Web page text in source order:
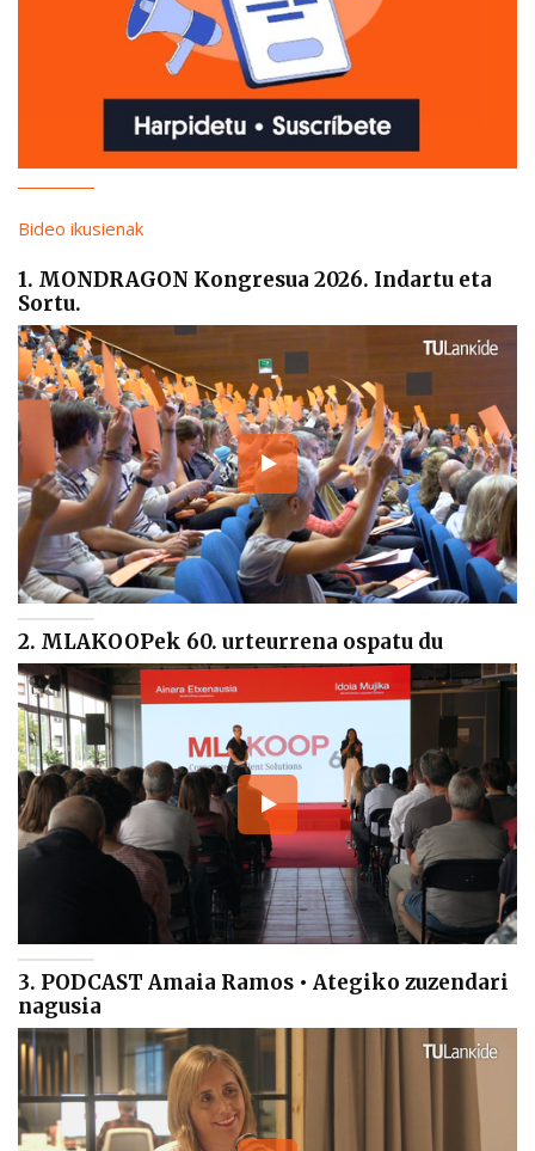
Bideo ikusienak
1. MONDRAGON Kongresua 2026. Indartu eta
Sortu.
2. MLAKOOPek 60. urteurrena ospatu du
3. PODCAST Amaia Ramos • Ategiko zuzendari
nagusia